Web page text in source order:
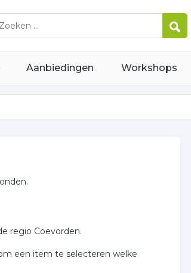
Aanbiedingen Workshops
regio Coevorden.
een item te selecteren welke